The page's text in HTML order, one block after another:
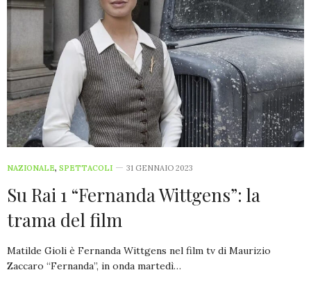
NAZIONALE, SPETTACOLI 31 GENNAIO 2023
Su Rai 1 “Fernanda Wittgens”: la
trama del film
Matilde Gioli è Fernanda Wittgens nel film tv di Maurizio
Zaccaro “Fernanda”, in onda martedì…